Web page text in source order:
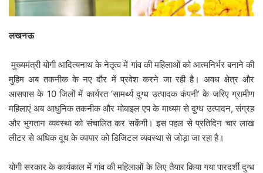
लखनऊ
मुख्यमंत्री योगी आदित्यनाथ के नेतृत्व में गांव की महिलाओं को आत्मनिर्भर बनाने की
मुहिम अब तकनीक के नए दौर में प्रवेश करने जा रही है। अवध क्षेत्र और
आसपास के 10 जिलों में कार्यरत ‘सामर्थ्य दुग्ध उत्पादक कंपनी’ के जरिए ग्रामीण
महिलाएं अब आधुनिक तकनीक और मोबाइल एप के माध्यम से दुग्ध उत्पादन, संग्रह
और भुगतान व्यवस्था को संचालित कर सकेंगी। इस पहल से प्रतिदिन चार लाख
लीटर से अधिक दूध के व्यापार को डिजिटल व्यवस्था से जोड़ा जा रहा है।
योगी सरकार के कार्यकाल में गांव की महिलाओं के लिए तैयार किया गया पारदर्शी दुग्ध